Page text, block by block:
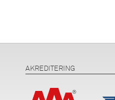
AKREDITERING